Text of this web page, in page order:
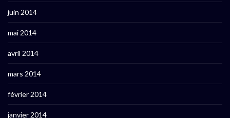
juin 2014
mai 2014
avril 2014
mars 2014
février 2014
janvier 2014